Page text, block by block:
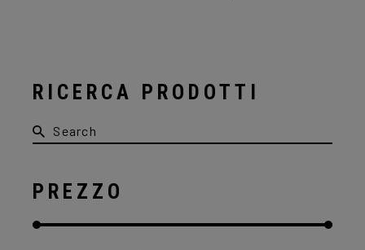
possono
essere
del
RICERCA PRODOTTI
Search
for:
PREZZO